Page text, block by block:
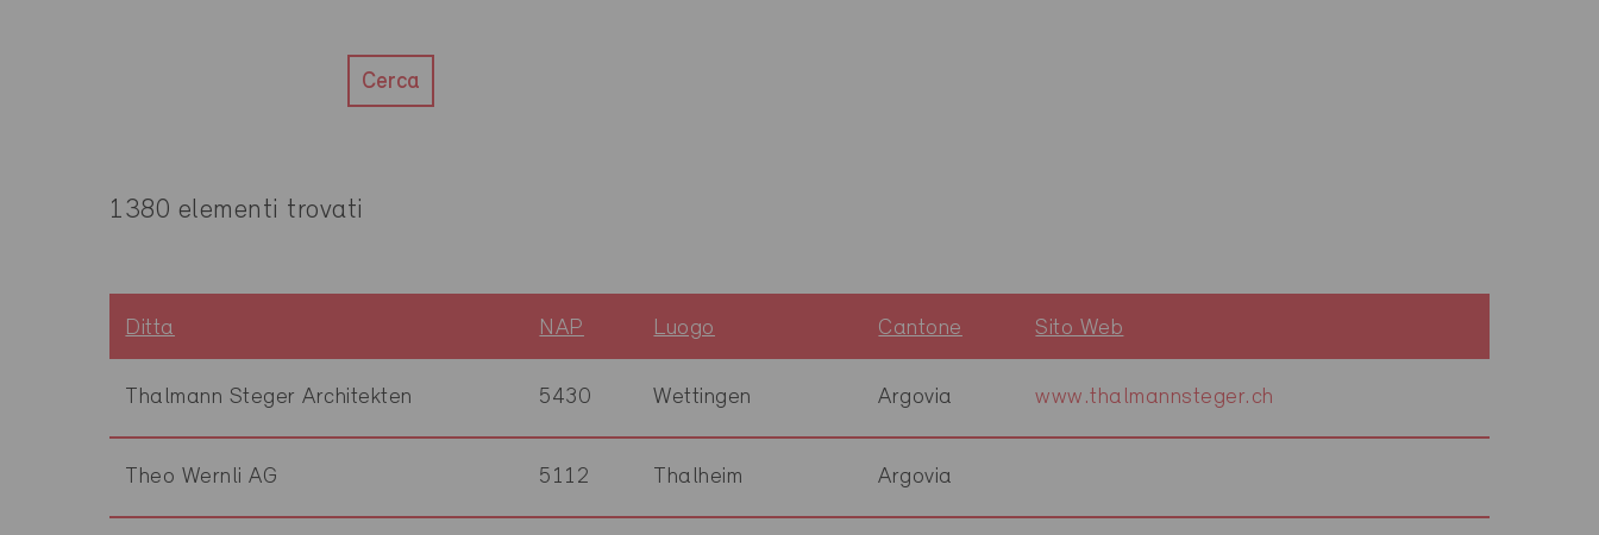
Cerca
1380 elementi trovati
Ditta NAP Luogo Cantone Sito Web
Thalmann Steger Architekten 5430 Wettingen Argovia www.thalmannsteger.ch
Theo Wernli AG 5112 Thalheim Argovia